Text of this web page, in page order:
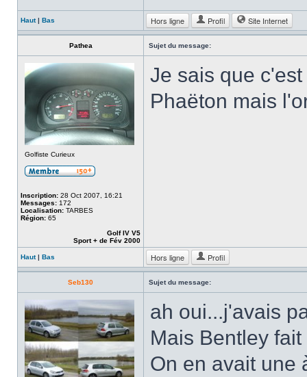
Haut| Bas Hors ligne Profil Site Internet
Pathea Sujet du message:
Golfiste Curieux
Inscription: 28 Oct 2007, 16:21
Messages: 172
Localisation: TARBES
Région: 65
Golf IV V5
Sport + de Fév 2000
Je sais que
Phaëton mais
Haut| Bas Hors ligne Profil
Seb130 Sujet du message:
ah oui...j'avais
Mais Bentley
On en avait une